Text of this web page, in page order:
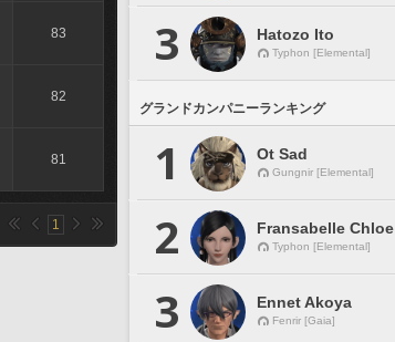
83
82
81
1
3 Hatozo Ito
Typhon [Elemental]
グランドカンパニーランキング
1 Ot Sad
Gungnir [Elemental]
2 Fransabelle Chloe
Typhon [Elemental]
3 Ennet Akoya
Fenrir [Gaia]